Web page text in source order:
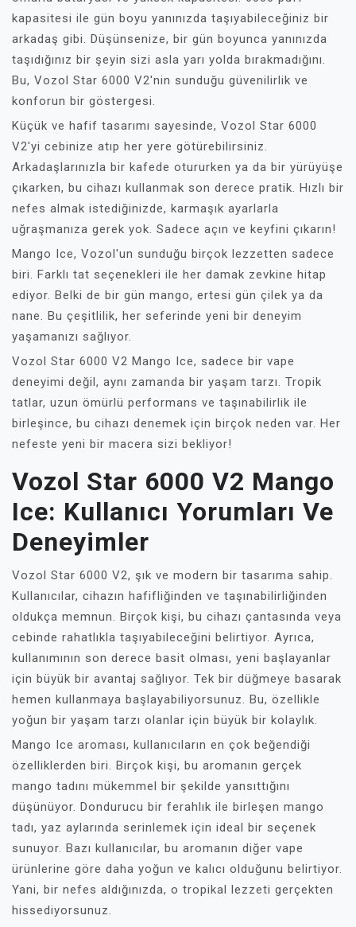
kapasitesi ile gün boyu yanınızda taşıyabileceğiniz bir
arkadaş gibi. Düşünsenize, bir gün boyunca yanınızda
taşıdığınız bir şeyin sizi asla yarı yolda bırakmadığını.
Bu, Vozol Star 6000 V2'nin sunduğu güvenilirlik ve
konforun bir göstergesi.
Küçük ve hafif tasarımı sayesinde, Vozol Star 6000
V2'yi cebinize atıp her yere götürebilirsiniz.
Arkadaşlarınızla bir kafede otururken ya da bir yürüyüşe
çıkarken, bu cihazı kullanmak son derece pratik. Hızlı bir
nefes almak istediğinizde, karmaşık ayarlarla
uğraşmanıza gerek yok. Sadece açın ve keyfini çıkarın!
Mango Ice, Vozol'un sunduğu birçok lezzetten sadece
biri. Farklı tat seçenekleri ile her damak zevkine hitap
ediyor. Belki de bir gün mango, ertesi gün çilek ya da
nane. Bu çeşitlilik, her seferinde yeni bir deneyim
yaşamanızı sağlıyor.
Vozol Star 6000 V2 Mango Ice, sadece bir vape
deneyimi değil, aynı zamanda bir yaşam tarzı. Tropik
tatlar, uzun ömürlü performans ve taşınabilirlik ile
birleşince, bu cihazı denemek için birçok neden var. Her
nefeste yeni bir macera sizi bekliyor!
Vozol Star 6000 V2 Mango
Ice: Kullanıcı Yorumları Ve
Deneyimler
Vozol Star 6000 V2, şık ve modern bir tasarıma sahip.
Kullanıcılar, cihazın hafifliğinden ve taşınabilirliğinden
oldukça memnun. Birçok kişi, bu cihazı çantasında veya
cebinde rahatlıkla taşıyabileceğini belirtiyor. Ayrıca,
kullanımının son derece basit olması, yeni başlayanlar
için büyük bir avantaj sağlıyor. Tek bir düğmeye basarak
hemen kullanmaya başlayabiliyorsunuz. Bu, özellikle
yoğun bir yaşam tarzı olanlar için büyük bir kolaylık.
Mango Ice aroması, kullanıcıların en çok beğendiği
özelliklerden biri. Birçok kişi, bu aromanın gerçek
mango tadını mükemmel bir şekilde yansıttığını
düşünüyor. Dondurucu bir ferahlık ile birleşen mango
tadı, yaz aylarında serinlemek için ideal bir seçenek
sunuyor. Bazı kullanıcılar, bu aromanın diğer vape
ürünlerine göre daha yoğun ve kalıcı olduğunu belirtiyor.
Yani, bir nefes aldığınızda, o tropikal lezzeti gerçekten
hissediyorsunuz.